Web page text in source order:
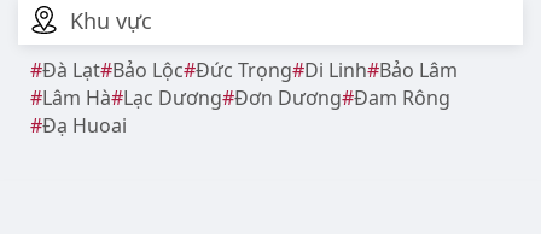
Khu vực
Đà Lạt Bảo Lộc Đức Trọng Di Linh Bảo Lâm
Lâm Hà Lạc Dương Đơn Dương Đam Rông
Đạ Huoai